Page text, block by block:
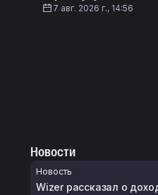
7 авг. 2026 г., 14:56
Новости
Новость
Wizer рассказал о